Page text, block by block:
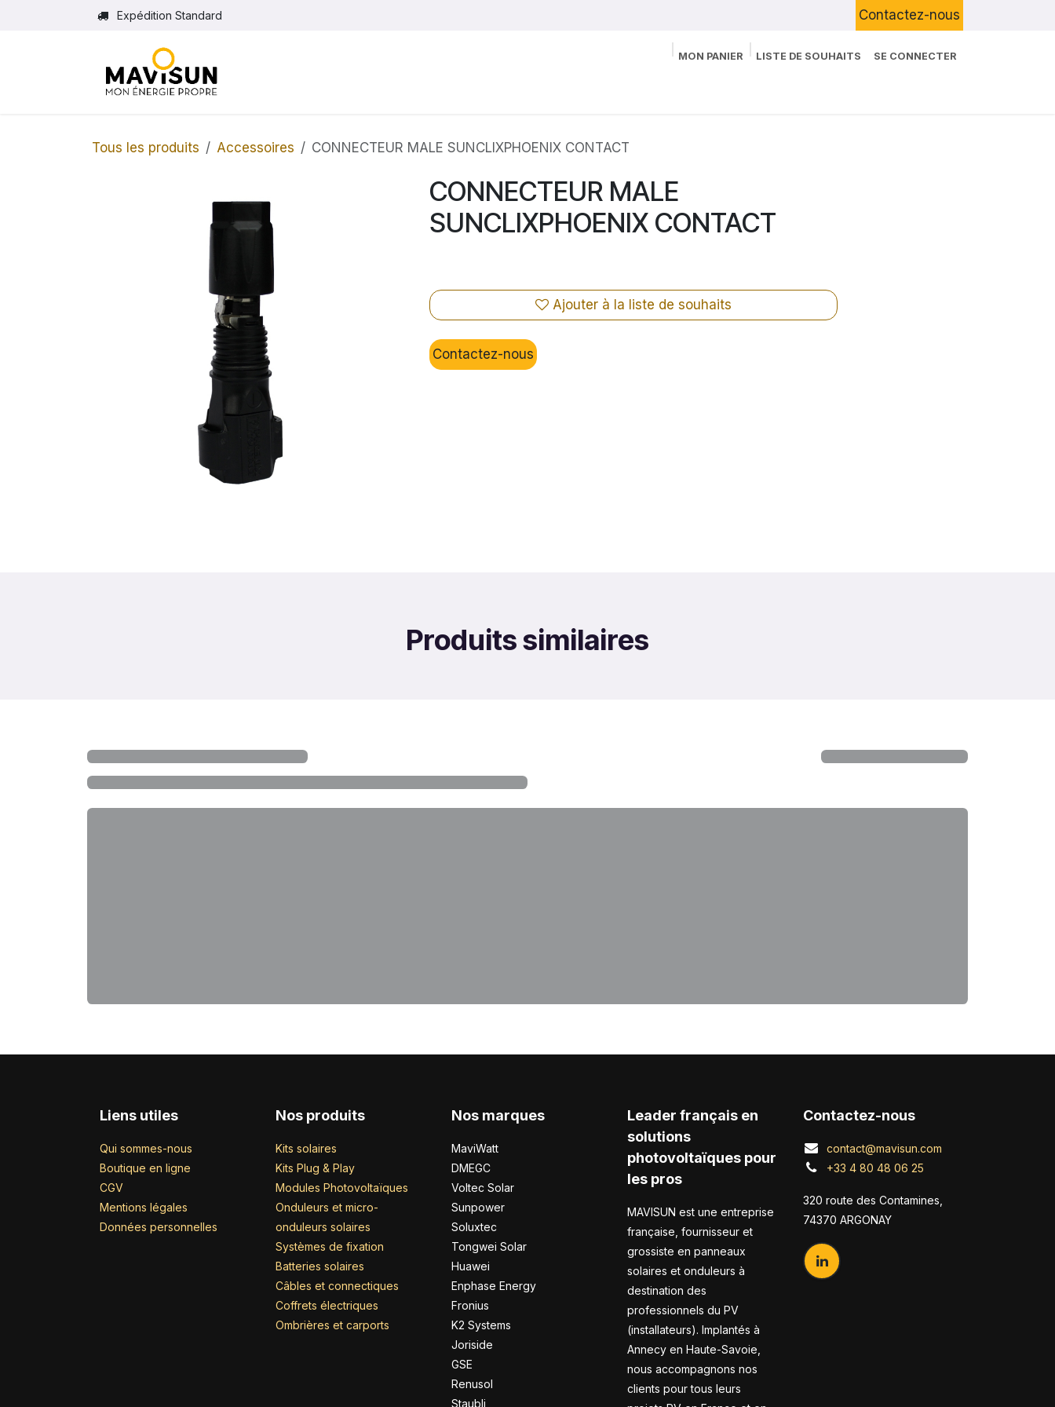
Se rendre au contenuExpédition Standard Contactez-nous
MON PANIER LISTE DE SOUHAITS SE CONNECTER
Tous les produits Accessoires CONNECTEUR MALE SUNCLIXPHOENIX CONTACT
CONNECTEUR MALE
SUNCLIXPHOENIX CONTACT
Ajouter à la liste de souhaits
Contactez-nous
Produits similaires
Liens utiles
Qui sommes-nous
Boutique en ligne
CGV
Mentions légales
Données personnelles
Nos produits
Kits solaires
Kits Plug & Play
Modules Photovoltaïques
Onduleurs et micro-
onduleurs solaires
Systèmes de fixation
Batteries solaires
Câbles et connectiques
Coffrets électriques
Ombrières et carports
Nos marques
MaviWatt
DMEGC
Voltec Solar
Sunpower
Soluxtec
Tongwei Solar
Huawei
Enphase Energy
Fronius
K2 Systems
Joriside
GSE
Renusol
Staubli
Leader français en
solutions
photovoltaïques pour
les pros
MAVISUN est une entreprise
française, fournisseur et
grossiste en panneaux
solaires et onduleurs à
destination des
professionnels du PV
(installateurs). Implantés à
Annecy en Haute-Savoie,
nous accompagnons nos
clients pour tous leurs
Contactez-nous
contact@mavisun.com
+33 4 80 48 06 25
320 route des Contamines,
74370 ARGONAY